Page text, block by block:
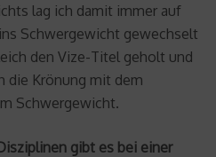
lag ich damit immer auf
Schwergewicht gewechselt
den Vize-Titel geholt und
die Krönung mit dem
Schwergewicht.
gibt es bei einer